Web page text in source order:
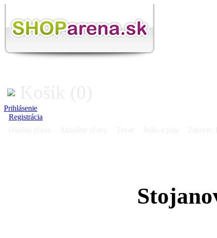
Prihlásenie
Registrácia